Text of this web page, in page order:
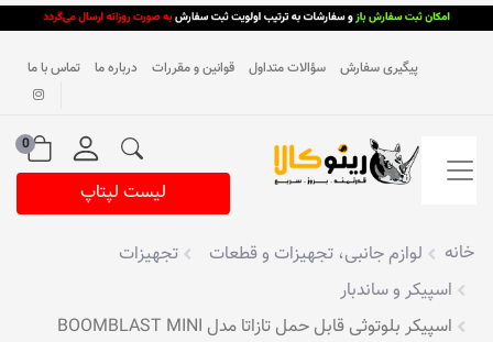
پیگیری سفارش سؤالات متداول قوانین و مقررات درباره ما تماس با ما
0
لیست لپتاپ
خانه لوازم جانبی، تجهیزات و قطعات
تجهیزات
اسپیکر و ساندبار
اسپیکر بلوتوثی قابل حمل تازاتا مدل BOOMBLAST MINI